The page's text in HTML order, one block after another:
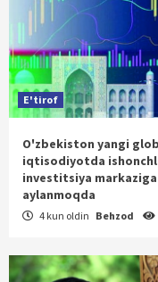
E'tirof
O'zbekiston yangi
iqtisodiyotda
investitsiya markaziga
aylanmoqda
4 kun oldin Behzod